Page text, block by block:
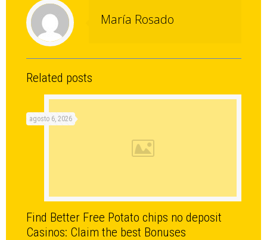
María Rosado
Related posts
agosto 6, 2026
Find Better Free Potato chips no deposit
Casinos: Claim the best Bonuses